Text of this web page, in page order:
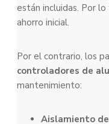
están incluidas. Por
ahorro inicial.
Por el contrario, los
controladores de
mantenimiento:
Aislamiento